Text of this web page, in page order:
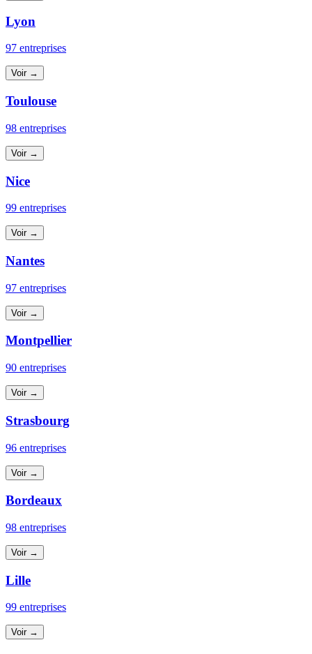
Lyon
97 entreprises
Voir →
Toulouse
98 entreprises
Voir →
Nice
99 entreprises
Voir →
Nantes
97 entreprises
Voir →
Montpellier
90 entreprises
Voir →
Strasbourg
96 entreprises
Voir →
Bordeaux
98 entreprises
Voir →
Lille
99 entreprises
Voir →